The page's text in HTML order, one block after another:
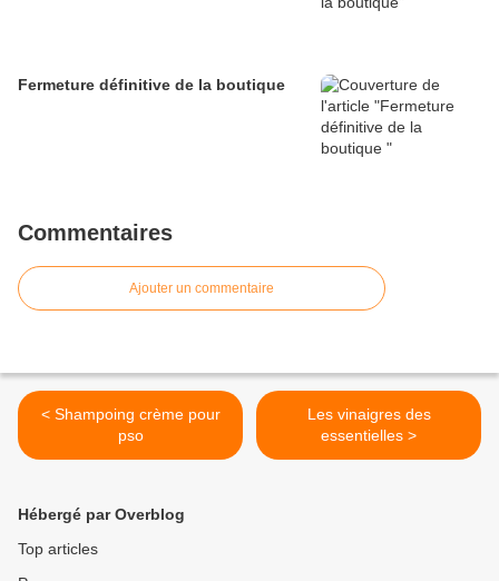
Fermeture définitive de la boutique
Commentaires
Ajouter un commentaire
< Shampoing crème pour
pso
Les vinaigres des
essentielles >
Hébergé par Overblog
Top articles